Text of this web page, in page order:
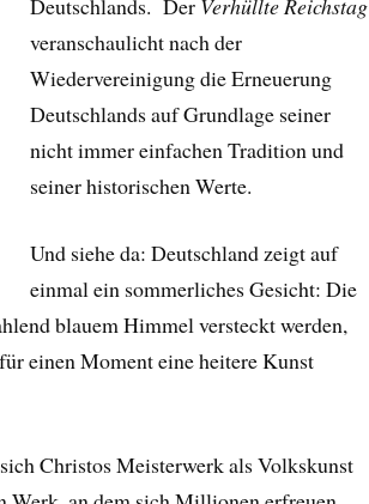
veranschaulicht nach der
Wiedervereinigung die Erneuerung
Deutschlands auf Grundlage seiner
nicht immer einfachen Tradition und
seiner historischen Werte.
Und siehe da: Deutschland zeigt auf
einmal ein sommerliches Gesicht: Die
blauem Himmel versteckt werden,
einen Moment eine heitere Kunst
Christos Meisterwerk als Volkskunst